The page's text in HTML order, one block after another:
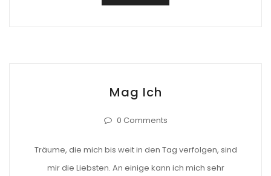
Mag Ich
0 Comments
Träume, die mich bis weit in den Tag verfolgen, sind
mir die Liebsten. An einige kann ich mich sehr